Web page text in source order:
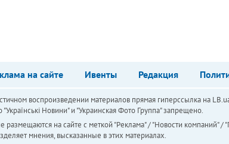
на сайте Ивенты Редакция
воспроизведении материалов прямая гиперссылка на
"Українськi Новини" и "Украинская Фото Группа" запрещено.
размещаются на сайте с меткой "Реклама" / "Новости компаний" /
мнения, высказанные в этих материалах.